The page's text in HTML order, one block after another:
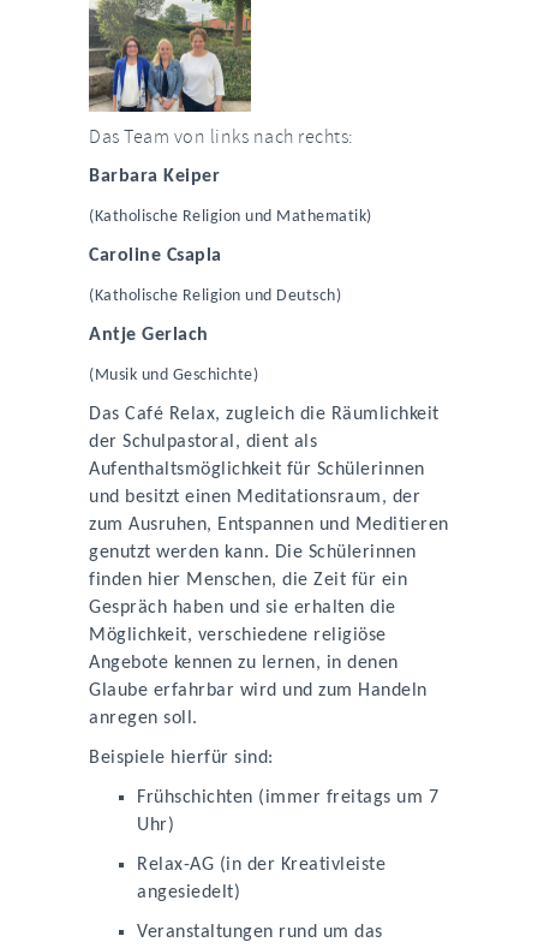
Das Team von links nach rechts:
Barbara Keiper
(Katholische Religion und Mathematik)
Caroline Csapla
(Katholische Religion und Deutsch)
Antje Gerlach
(Musik und Geschichte)
Das Café Relax, zugleich die Räumlichkeit
der Schulpastoral, dient als
Aufenthaltsmöglichkeit für Schülerinnen
und besitzt einen Meditationsraum, der
zum Ausruhen, Entspannen und Meditieren
genutzt werden kann. Die Schülerinnen
finden hier Menschen, die Zeit für ein
Gespräch haben und sie erhalten die
Möglichkeit, verschiedene religiöse
Angebote kennen zu lernen, in denen
Glaube erfahrbar wird und zum Handeln
anregen soll.
Beispiele hierfür sind:
Frühschichten (immer freitags um 7
Uhr)
Relax-AG (in der Kreativleiste
angesiedelt)
Veranstaltungen rund um das